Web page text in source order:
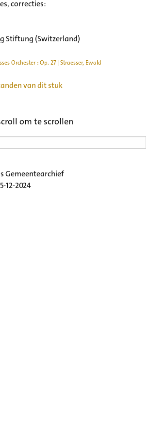
correcties:
Stiftung (Switzerland)
Orchester : Op. 27 | Straesser, Ewald
van dit stuk
om te scrollen
Gemeentearchief
12-2024